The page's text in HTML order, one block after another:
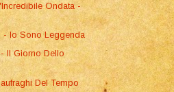
Ondata -
- Io Sono Leggenda
Il Giorno Dello
Del Tempo